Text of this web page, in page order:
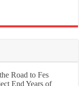
Road to Fes
End Years of